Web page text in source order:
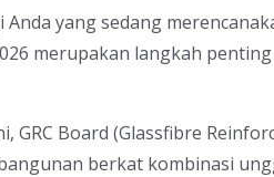
Anda yang sedang
merupakan langkah
Board (Glassfibre
berkat kombinasi